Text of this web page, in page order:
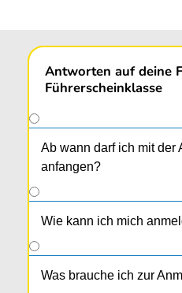
Antworten auf deine
Führerscheinklasse
Ab wann darf ich mit der
anfangen?
Wie kann ich mich
Was brauche ich zur